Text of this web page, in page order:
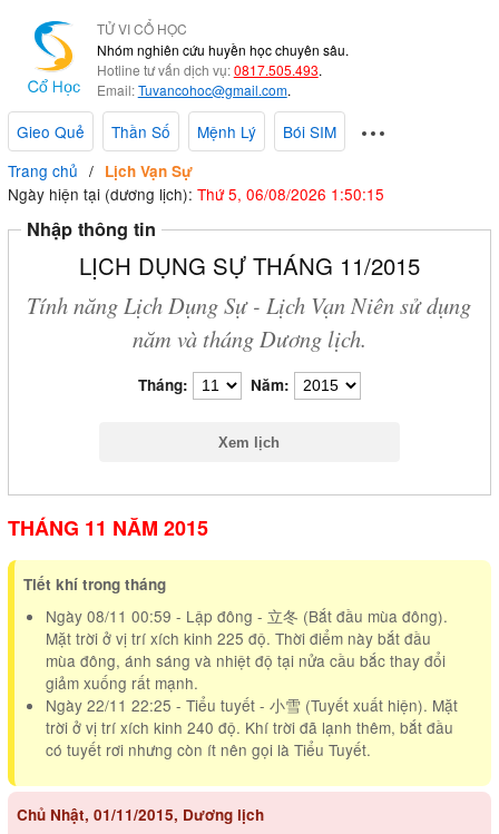
TỬ VI CỔ HỌC
Nhóm nghiên cứu huyền học chuyên sâu.
Hotline tư vấn dịch vụ:0817.505.493.
Email:Tuvancohoc@gmail.com.
Gieo Quẻ Thần Số Mệnh Lý
Bói SIM
Trang chủ
Lịch Vạn Sự
Ngày hiện tại (dương lịch): Thứ 5, 06/08/2026 1:50:16
Nhập thông tin
LỊCH DỤNG SỰ THÁNG 11/2015
Tính năng Lịch Dụng Sự - Lịch Vạn Niên sử dụng
năm và tháng Dương lịch.
Tháng: Năm:
THÁNG 11 NĂM 2015
Tiết khí trong tháng
Ngày 08/11 00:59 - Lập đông - 立冬 (Bắt đầu mùa đông).
Mặt trời ở vị trí xích kinh 225 độ. Thời điểm này bắt đầu
mùa đông, ánh sáng và nhiệt độ tại nửa cầu bắc thay đổi
giảm xuống rất mạnh.
Ngày 22/11 22:25 - Tiểu tuyết - 小雪 (Tuyết xuất hiện). Mặt
trời ở vị trí xích kinh 240 độ. Khí trời đã lạnh thêm, bắt đầu
có tuyết rơi nhưng còn ít nên gọi là Tiểu Tuyết.
Chủ Nhật, 01/11/2015, Dương lịch